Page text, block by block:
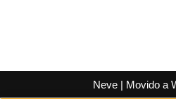
Neve| Movido a